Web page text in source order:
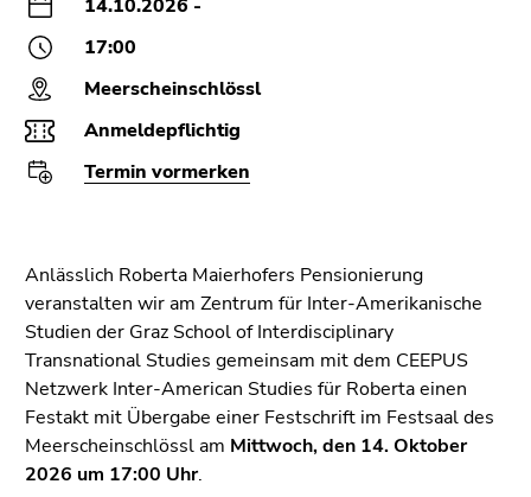
Sie diesen
Link.
Inhalt
(Zugriffstaste
(Zugriffstaste
2)
Zur
Hauptnavigation
(Zugriffstaste
3)
Zu
den
14.10.2026 -
17:00
Meerscheinschlössl
Anmeldepflichtig
Termin vormerken
Anlässlich Roberta Maierhofers Pensionierung
veranstalten wir am Zentrum für Inter-Amerikanische
Studien der Graz School of Interdisciplinary
Transnational Studies gemeinsam mit dem CEEPUS
Netzwerk Inter-American Studies für Roberta einen
Festakt mit Übergabe einer Festschrift im Festsaal des
Meerscheinschlössl am Mittwoch, den 14. Oktober
2026 um 17:00 Uhr.